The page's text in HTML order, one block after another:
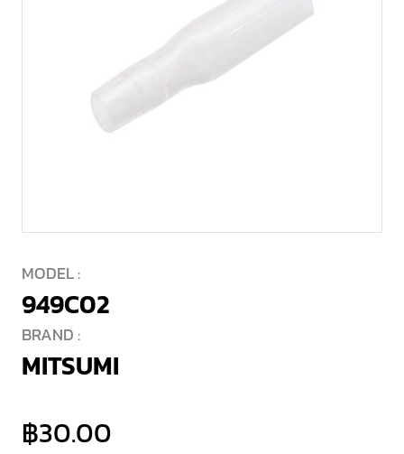
MODEL :
949C02
BRAND :
MITSUMI
฿30.00